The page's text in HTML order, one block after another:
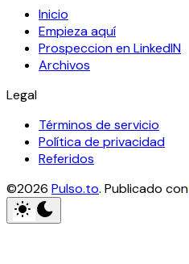
Inicio
Empieza aquí
Prospeccion en LinkedIN
Archivos
Legal
Términos de servicio
Política de privacidad
Referidos
©2026 Pulso.to. Publicado con